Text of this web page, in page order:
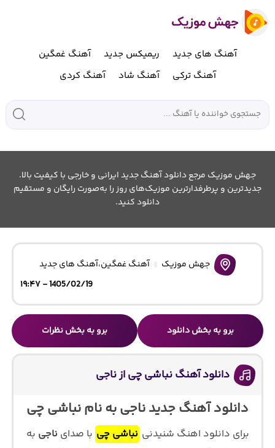
آهنگ های جدید ریمیکس جدید
آهنگ غمگین
آهنگ ترکی
آهنگ شاد آهنگ کردی
جهش موزیک مرجع دانلود آهنگ جدید ایرانی و خارجی با کیفیت بالا.
جدیدترین و پرطرفدارترین موزیک‌های روز را به‌صورت رایگان و مستقیم
دانلود کنید.
جهش موزیک آهنگ غمگین،آهنگ های جدید
1405/02/19 - ۱۹:۴۷
برو به بخش دانلود برو به بخش نظرات
دانلود آهنگ نباشی چی از ناجی
دانلود آهنگ جدید ناجی به نام نباشی چی
برای دانلود اهنگ شنیدنی نباشی چی با صدای ناجی به